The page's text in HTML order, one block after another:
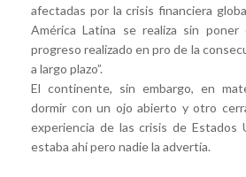
afectadas por la crisis financiera
América Latina se realiza sin
progreso realizado en pro de la
a largo plazo”.
El continente, sin embargo, en
dormir con un ojo abierto y otro
experiencia de las crisis de Estados
estaba ahí pero nadie la advertía.